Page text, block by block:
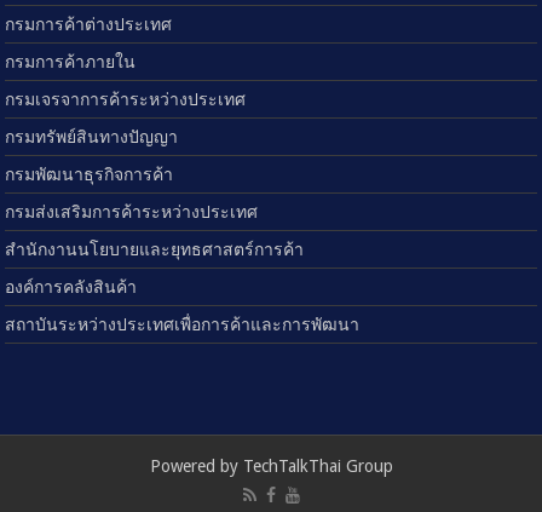
กรมการค้าต่างประเทศ
กรมการค้าภายใน
กรมเจรจาการค้าระหว่างประเทศ
กรมทรัพย์สินทางปัญญา
กรมพัฒนาธุรกิจการค้า
กรมส่งเสริมการค้าระหว่างประเทศ
สำนักงานนโยบายและยุทธศาสตร์การค้า
องค์การคลังสินค้า
สถาบันระหว่างประเทศเพื่อการค้าและการพัฒนา
Powered by TechTalkThai Group